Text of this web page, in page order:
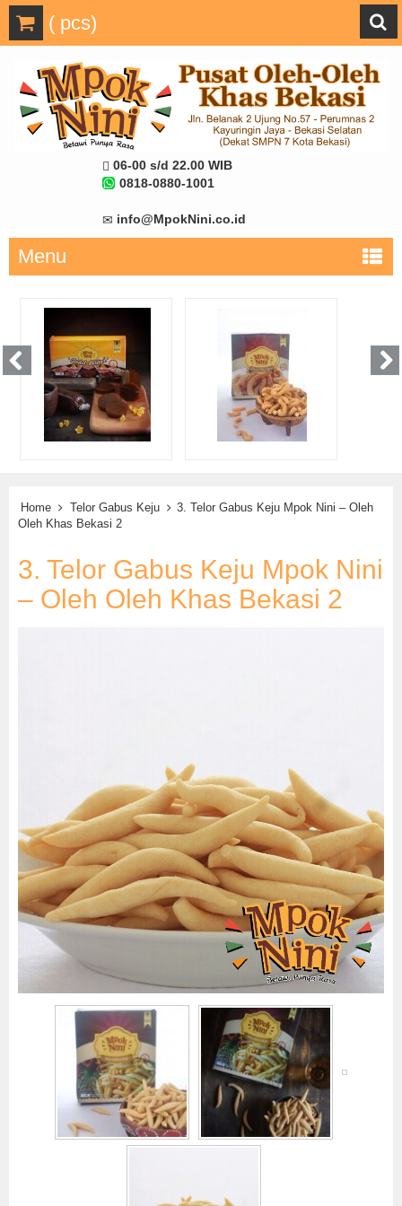
06-00 s/d 22.00 WIB
0818-0880-1001
info@MpokNini.co.id
( pcs)
Menu
Home Telor Gabus Keju
3. Telor Gabus Keju Mpok Nini – Oleh
Oleh Khas Bekasi 2
3. Telor Gabus Keju Mpok Nini
– Oleh Oleh Khas Bekasi 2